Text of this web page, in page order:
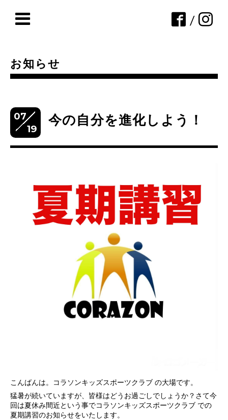
/
お知らせ
07
19
今の自分を進化しよう！
こんばんは。コラソンキッズスポーツクラブ の大場です。
猛暑が続いていますが、皆様はどうお過ごしでしょうか？さて今
回は夏休み間近という事でコラソンキッズスポーツクラブ での
夏期講習のお知らせをいたします。